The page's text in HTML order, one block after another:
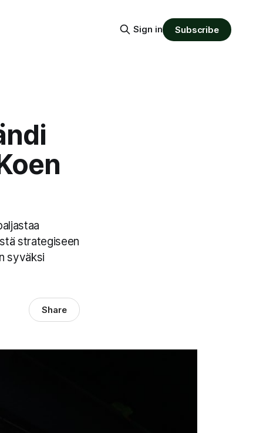
Sign in Subscribe
strategiseen
syväksi
Share